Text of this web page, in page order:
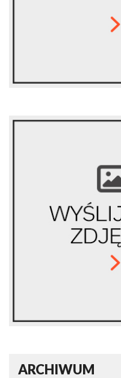
ARCHIWUM